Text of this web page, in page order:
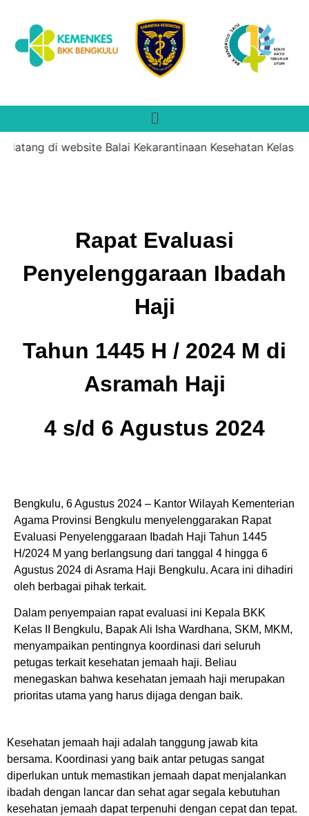
di website Balai Kekarantinaan Kesehatan Kelas II
Rapat Evaluasi
Penyelenggaraan Ibadah
Haji
Tahun 1445 H / 2024 M di
Asramah Haji
4 s/d 6 Agustus 2024
Bengkulu, 6 Agustus 2024 – Kantor Wilayah Kementerian
Agama Provinsi Bengkulu menyelenggarakan Rapat
Evaluasi Penyelenggaraan Ibadah Haji Tahun 1445
H/2024 M yang berlangsung dari tanggal 4 hingga 6
Agustus 2024 di Asrama Haji Bengkulu. Acara ini dihadiri
oleh berbagai pihak terkait.
Dalam penyempaian rapat evaluasi ini Kepala BKK
Kelas II Bengkulu, Bapak Ali Isha Wardhana, SKM, MKM,
menyampaikan pentingnya koordinasi dari seluruh
petugas terkait kesehatan jemaah haji. Beliau
menegaskan bahwa kesehatan jemaah haji merupakan
prioritas utama yang harus dijaga dengan baik.
Kesehatan jemaah haji adalah tanggung jawab kita
bersama. Koordinasi yang baik antar petugas sangat
diperlukan untuk memastikan jemaah dapat menjalankan
ibadah dengan lancar dan sehat agar segala kebutuhan
kesehatan jemaah dapat terpenuhi dengan cepat dan tepat.